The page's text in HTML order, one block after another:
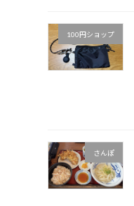
100円ショップ
さんぽ